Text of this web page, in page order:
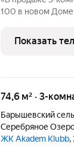
100 в новом Доме
окружении
озеро и лес.
Показать
74,6 м² · 3-
Барышевский
Серебряное
ЖК Akadem Klubb,